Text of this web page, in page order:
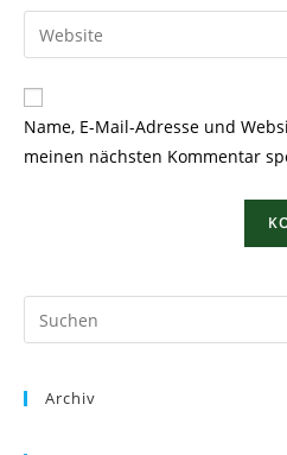
zum
Kommentieren
ein
E-
Mail-
zum
Kommentieren
ein
Gib
deine
Website-
URL
Name, E-Mail-Adresse und
meinen nächsten Kommentar
Archiv